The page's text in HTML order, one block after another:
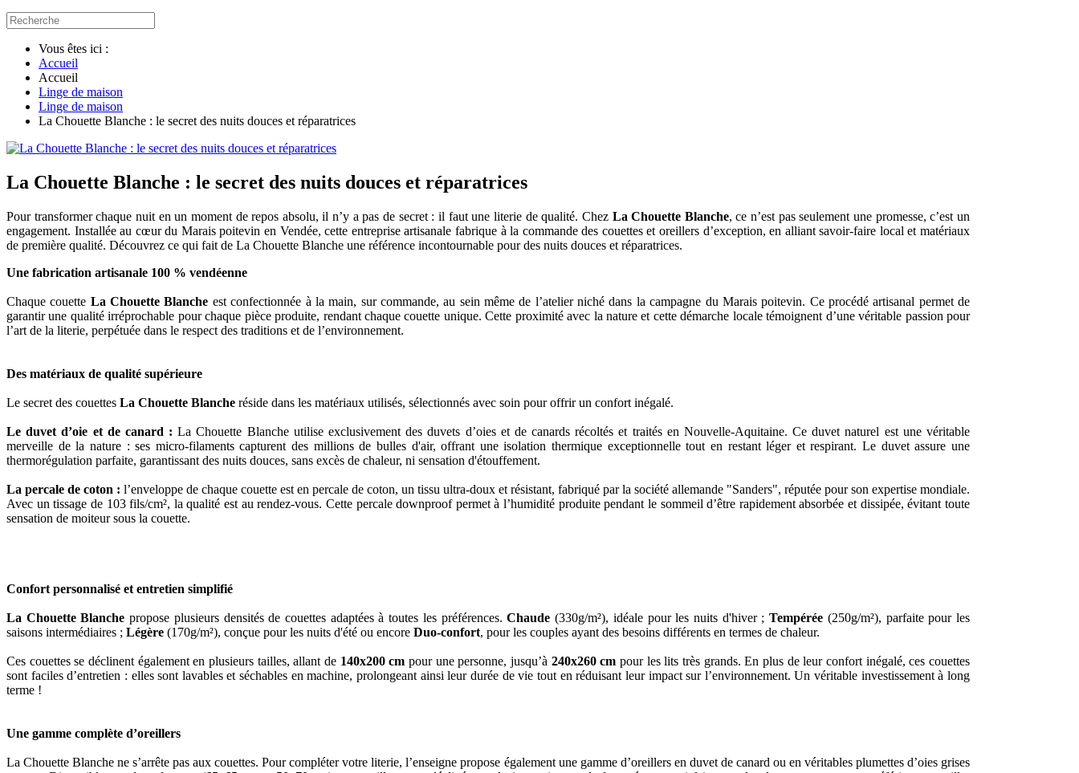
Vous êtes ici :
Accueil
Accueil
Linge de maison
Linge de maison
La Chouette Blanche : le secret des nuits douces et réparatrices
La Chouette Blanche : le secret des nuits douces et réparatrices
Pour transformer chaque nuit en un moment de repos absolu, il n’y a pas de secret : il faut une literie de qualité. Chez La Chouette Blanche, ce n’est pas seulement une promesse, c’est un
engagement. Installée au cœur du Marais poitevin en Vendée, cette entreprise artisanale fabrique à la commande des couettes et oreillers d’exception, en alliant savoir-faire local et matériaux
de première qualité. Découvrez ce qui fait de La Chouette Blanche une référence incontournable pour des nuits douces et réparatrices.
Une fabrication artisanale 100 % vendéenne
Chaque couette La Chouette Blanche est confectionnée à la main, sur commande, au sein même de l’atelier niché dans la campagne du Marais poitevin. Ce procédé artisanal permet de
garantir une qualité irréprochable pour chaque pièce produite, rendant chaque couette unique. Cette proximité avec la nature et cette démarche locale témoignent d’une véritable passion pour
l’art de la literie, perpétuée dans le respect des traditions et de l’environnement.
Des matériaux de qualité supérieure
Le secret des couettes La Chouette Blanche réside dans les matériaux utilisés, sélectionnés avec soin pour offrir un confort inégalé.
Le duvet d’oie et de canard : La Chouette Blanche utilise exclusivement des duvets d’oies et de canards récoltés et traités en Nouvelle-Aquitaine. Ce duvet naturel est une véritable
merveille de la nature : ses micro-filaments capturent des millions de bulles d'air, offrant une isolation thermique exceptionnelle tout en restant léger et respirant. Le duvet assure une
thermorégulation parfaite, garantissant des nuits douces, sans excès de chaleur, ni sensation d'étouffement.
La percale de coton : l’enveloppe de chaque couette est en percale de coton, un tissu ultra-doux et résistant, fabriqué par la société allemande "Sanders", réputée pour son expertise mondiale.
Avec un tissage de 103 fils/cm², la qualité est au rendez-vous. Cette percale downproof permet à l’humidité produite pendant le sommeil d’être rapidement absorbée et dissipée, évitant toute
sensation de moiteur sous la couette.
Confort personnalisé et entretien simplifié
La Chouette Blanche propose plusieurs densités de couettes adaptées à toutes les préférences.Chaude (330g/m²), idéale pour les nuits d'hiver ;Tempérée (250g/m²), parfaite pour les
saisons intermédiaires ; Légère (170g/m²), conçue pour les nuits d'été ou encore Duo-confort, pour les couples ayant des besoins différents en termes de chaleur.
Ces couettes se déclinent également en plusieurs tailles, allant de 140x200 cm pour une personne, jusqu’à 240x260 cm pour les lits très grands. En plus de leur confort inégalé, ces couettes
sont faciles d’entretien : elles sont lavables et séchables en machine, prolongeant ainsi leur durée de vie tout en réduisant leur impact sur l’environnement. Un véritable investissement à long
terme !
Une gamme complète d’oreillers
La Chouette Blanche ne s’arrête pas aux couettes. Pour compléter votre literie, l’enseigne propose également une gamme d’oreillers en duvet de canard ou en véritables plumettes d’oies grises